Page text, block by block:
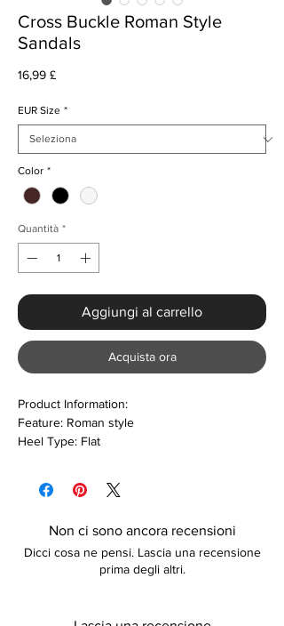
Cross Buckle Roman Style
Sandals
16,99 £Prezzo
EUR Size *
Color *
Quantità *
Aggiungi al carrello
Acquista ora
Product Information:
Feature: Roman style
Heel Type: Flat
Please refer to our returns policy for
Keep away from fire
Non ci sono ancora recensioni
Dicci cosa ne pensi. Lascia una recensione
prima degli altri.